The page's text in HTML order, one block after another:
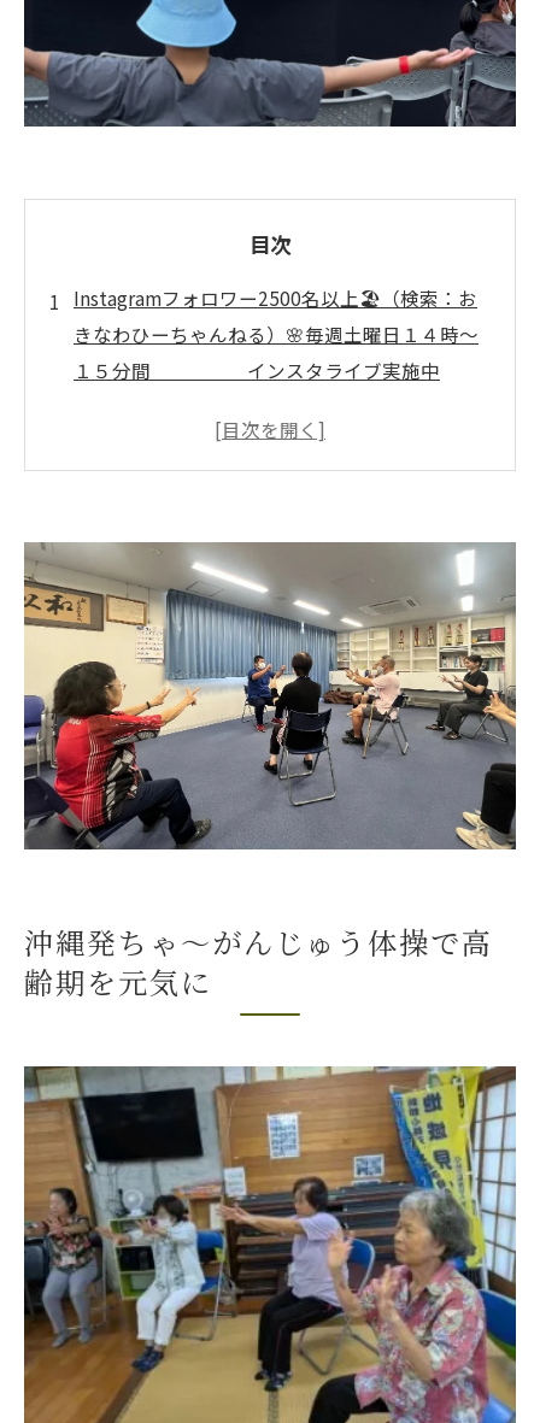
目次
Instagramフォロワー2500名以上🏖️（検索：お
きなわひーちゃんねる）🌸毎週土曜日１４時～
１５分間 インスタライブ実施中
の、 「猫と介護予防の話し」
う体操」で心も体も元気に🌺の特徴比較表
高齢期を彩るちゃ～がんじゅう体操の魅力
とは
元気を保つために体操を始めるメリット
沖縄文化のエッセンスが詰まった体操の意
義
心身の健康維持に役立つポイントを解説
毎日に活かせる介護予防体操の取り入れ方
介護予防体操を家族で楽しむコツ
続けやすい体操の工夫とポイント
椅子でも安心！無理なく続く高齢者体操
椅子に座ってできる体操の動作一覧
無理なく続けるための体操テクニック
体力に合わせた運動強度の調整法
椅子体操がもたらす健康効果を解説
安全に取り組むための注意点
認知症や転倒予防に効く体操のコツを解説
認知症・転倒予防体操の効果一覧
頭と体を同時に使う体操の魅力
沖縄発ちゃ～がんじゅう体操で高
齢期を元気に